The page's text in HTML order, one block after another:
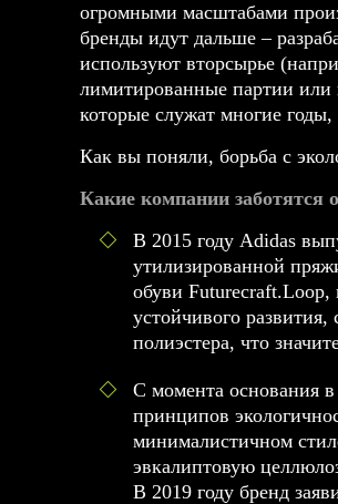
огромными масштабами
бренды идут дальше –
используют вторсырье
лимитированные партии или
которые служат многие
Как вы поняли, борьба с
Какие компании заботятся
В 2015 году Adidas
утилизированной
обуви Futurecraft.Loop,
устойчивого развития,
полиэстера, что
С момента основания
принципов
минималистичном
эвкалиптовую
В 2019 году бренд